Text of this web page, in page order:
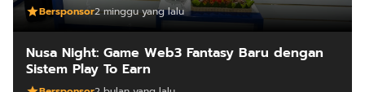
Bersponsor2 minggu yang lalu
Nusa Night: Game Web3 Fantasy Baru dengan
Sistem Play To Earn